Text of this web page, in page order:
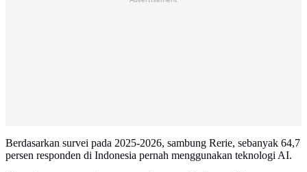
Berdasarkan survei pada 2025-2026, sambung Rerie, sebanyak 64,7
persen responden di Indonesia pernah menggunakan teknologi AI.